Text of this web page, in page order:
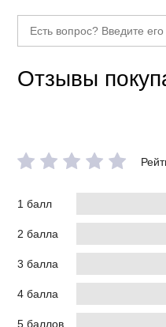
Отзывы
1 балл
2 балла
3 балла
4 балла
5 баллов